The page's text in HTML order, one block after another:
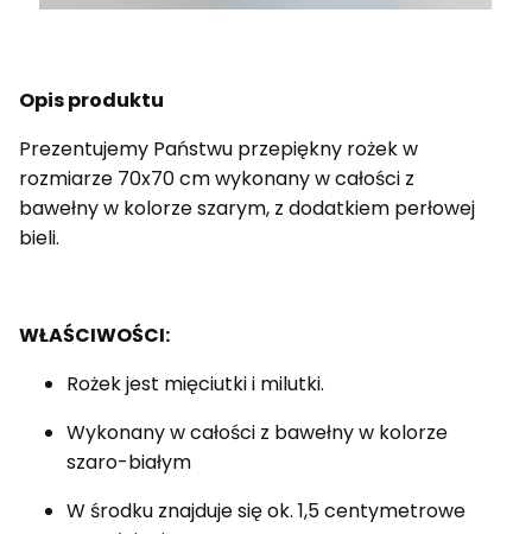
Opis produktu
Prezentujemy Państwu przepiękny rożek w
rozmiarze 70x70 cm wykonany w całości z
bawełny w kolorze szarym, z dodatkiem perłowej
bieli.
WŁAŚCIWOŚCI:
Rożek jest mięciutki i milutki.
Wykonany w całości z bawełny w kolorze
szaro-białym
W środku znajduje się ok. 1,5 centymetrowe